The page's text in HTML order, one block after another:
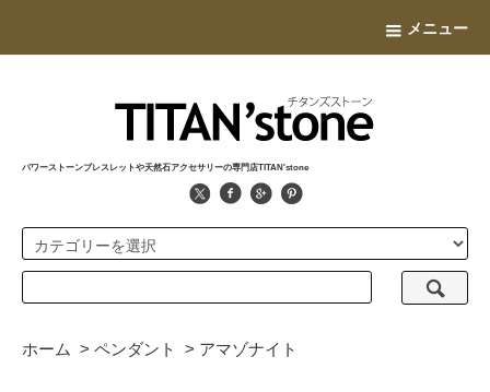
メニュー
パワーストーンブレスレットや天然石アクセサリーの専門店TITAN'stone
ホーム > ペンダント > アマゾナイト